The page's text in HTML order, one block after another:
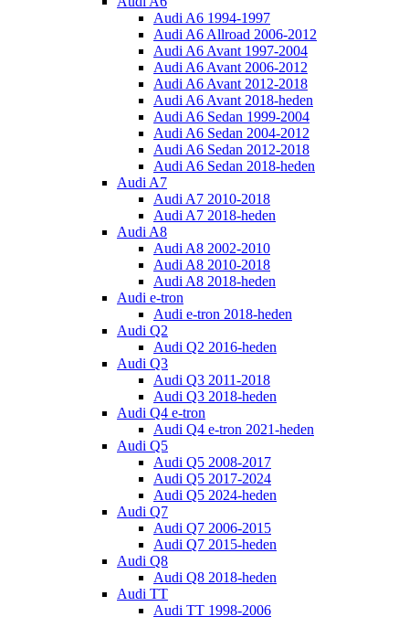
Audi A6 1994-1997
Audi A6 Allroad 2006-2012
Audi A6 Avant 1997-2004
Audi A6 Avant 2006-2012
Audi A6 Avant 2012-2018
Audi A6 Avant 2018-heden
Audi A6 Sedan 1999-2004
Audi A6 Sedan 2004-2012
Audi A6 Sedan 2012-2018
Audi A6 Sedan 2018-heden
Audi A7
Audi A7 2010-2018
Audi A7 2018-heden
Audi A8
Audi A8 2002-2010
Audi A8 2010-2018
Audi A8 2018-heden
Audi e-tron
Audi e-tron 2018-heden
Audi Q2
Audi Q2 2016-heden
Audi Q3
Audi Q3 2011-2018
Audi Q3 2018-heden
Audi Q4 e-tron
Audi Q4 e-tron 2021-heden
Audi Q5
Audi Q5 2008-2017
Audi Q5 2017-2024
Audi Q5 2024-heden
Audi Q7
Audi Q7 2006-2015
Audi Q7 2015-heden
Audi Q8
Audi Q8 2018-heden
Audi TT
Audi TT 1998-2006